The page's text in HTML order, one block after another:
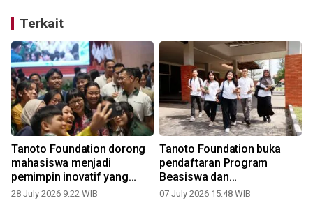
Terkait
Tanoto Foundation dorong
mahasiswa menjadi
pemimpin inovatif yang
berdampak lewat Tanoto
28 July 2026 9:22 WIB
Tanoto Foundation buka
pendaftaran Program
Beasiswa dan
Pengembangan
07 July 2026 15:48 WIB